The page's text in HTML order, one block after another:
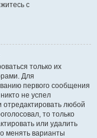
с
только их
Для
первого сообщения
не успел
отредактировать любой
то только
или удалить
менять варианты